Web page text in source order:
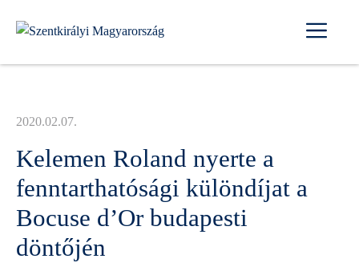
Kelemen Roland nyerte a
fenntarthatósági különdíjat a
Bocuse d’Or budapesti
döntőjén
2020.02.07.